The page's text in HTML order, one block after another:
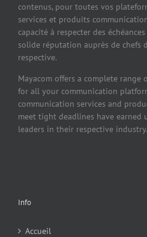
contenus, pour toutes vos
services et produits
capacité à respecter des
solide réputation auprès de chefs
respective.
Mayacom offers a complete range
for all your communication
communication services and
meet tight deadlines have
leaders in their respective industry.
Info
Accueil